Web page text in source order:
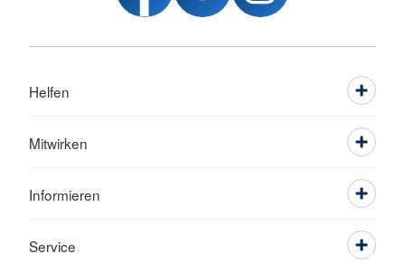
Helfen
Mitwirken
Informieren
Service